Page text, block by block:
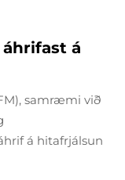
á
samræmi við
á hitafrjálsun